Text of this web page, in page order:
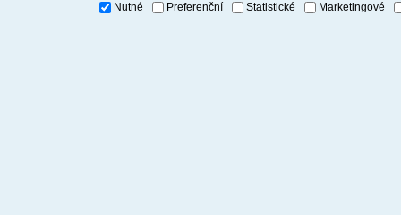
Nutné Preferenční Statistické Marketingové